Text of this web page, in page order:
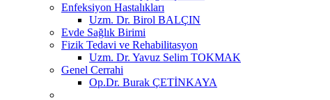
Enfeksiyon Hastalıkları
Uzm. Dr. Birol BALÇIN
Evde Sağlık Birimi
Fizik Tedavi ve Rehabilitasyon
Uzm. Dr. Yavuz Selim TOKMAK
Genel Cerrahi
Op.Dr. Burak ÇETİNKAYA